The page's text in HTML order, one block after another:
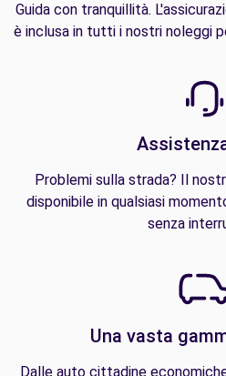
Guida con tranquillità.
è inclusa in tutti i nostri noleggi
Problemi sulla strada? Il
disponibile in qualsiasi
senza
Una vasta
Dalle auto cittadine